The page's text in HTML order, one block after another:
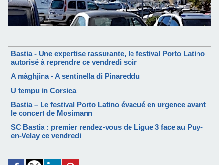
Bastia - Une expertise rassurante, le festival Porto Latino
autorisé à reprendre ce vendredi soir
A màghjina - A sentinella di Pinareddu
U tempu in Corsica
Bastia – Le festival Porto Latino évacué en urgence avant
le concert de Mosimann
SC Bastia : premier rendez-vous de Ligue 3 face au Puy-
en-Velay ce vendredi